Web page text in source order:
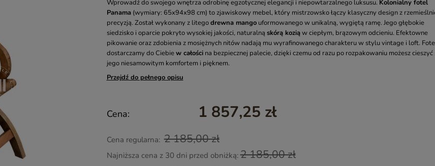
YASMIN – EGZOTYCZNE MEBLE DREWNIANE
INDIAN SUMMER – KOLOROWE MEBLE INDYJSKIE
BOHO LOCO – NATURALNE DREWNO RZEŹBIONE
Wprowadź do swojego wnętrza odrobinę egzotycznej elegancji i niepowtarzalnego luksusu. Kolonialny fotel
Panama(wymiary: 65x94x98 cm) to zjawiskowy mebel, który mistrzowsko łączy klasyczny design z
precyzją. Został wykonany z litegodrewna mangouformowanego w unikalną, wygiętą ramę. Jego głębokie
siedzisko i oparcie pokryto wysokiej jakości, naturalną skórą koziąw ciepłym, brązowym odcieniu. Efektowne
pikowanie oraz zdobienia z mosiężnych nitów nadają mu wyrafinowanego charakteru w stylu vintage i loft.
dostarczamy do Ciebiew całościna bezpiecznej palecie, dzięki czemu od razu po rozpakowaniu możesz cieszyć
jego niesamowitym komfortem i pięknem.
Przejdź do pełnego opisu
Cena: 1 857,25 zł
Cena regularna: 2 185,00 zł
Najniższa cena z 30 dni przed obniżką:2 185,00 zł